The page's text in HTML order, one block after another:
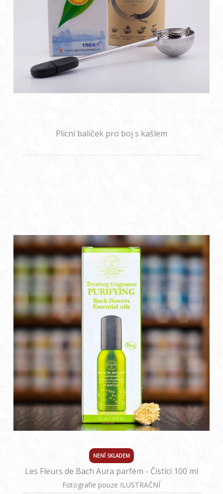
Plicní balíček pro boj s kašlem
NENÍ SKLADEM
Les Fleurs de Bach Aura parfém - Čistící 100 ml
Fotografie pouze ILUSTRAČNÍ